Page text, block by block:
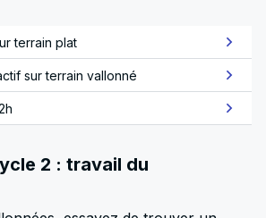
terrain plat
sur terrain vallonné
2 : travail du